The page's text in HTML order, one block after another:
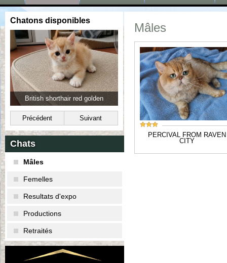
Chatons disponibles
British shorthair red golden British longhair black golden
Précédent Suivant
Chats
Mâles
Femelles
Resultats d'expo
Productions
Retraités
mâles
PERCIVAL FROM RAVEN
CITY